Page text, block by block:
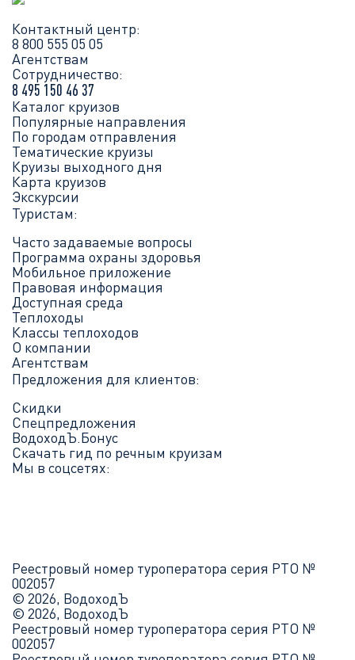
Контактный центр:
8 800 555 05 05
Агентствам
Сотрудничество:
8 495 150 46 37
Каталог круизов
Популярные направления
По городам отправления
Тематические круизы
Круизы выходного дня
Карта круизов
Экскурсии
Туристам:
Часто задаваемые вопросы
Программа охраны здоровья
Мобильное приложение
Правовая информация
Доступная среда
Теплоходы
Классы теплоходов
О компании
Агентствам
Предложения для клиентов:
Скидки
Спецпредложения
ВодоходЪ.Бонус
Скачать гид по речным круизам
Мы в соцсетях:
Реестровый номер туроператора серия РТО №
002057
© 2026, ВодоходЪ
© 2026, ВодоходЪ
Реестровый номер туроператора серия РТО №
002057